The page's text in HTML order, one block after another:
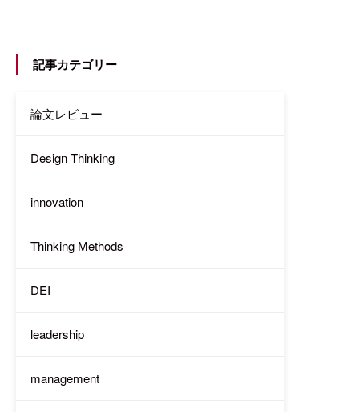
記事カテゴリー
論文レビュー
Design Thinking
innovation
Thinking Methods
DEI
leadership
management